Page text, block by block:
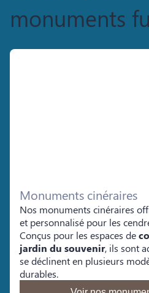
monuments
Monuments cinéraires
Nos monuments cinéraires
et personnalisé pour les
Conçus pour les espaces de
jardin du souvenir, ils sont
se déclinent en plusieurs
durables.